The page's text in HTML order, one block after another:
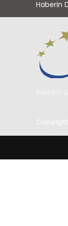
Haberin
Copyright